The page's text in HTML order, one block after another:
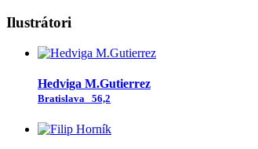
Ilustrátori
Hedviga M.Gutierrez
Bratislava 56,2